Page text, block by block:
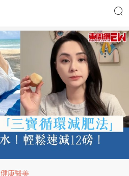
時事財經
優享生活
會員活動
健康醫美